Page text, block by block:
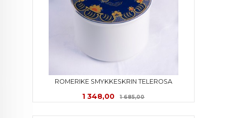
ROMERIKE SMYKKESKRIN TELEROSA
Tilbud
1 348,00 1 685,00Rabatt